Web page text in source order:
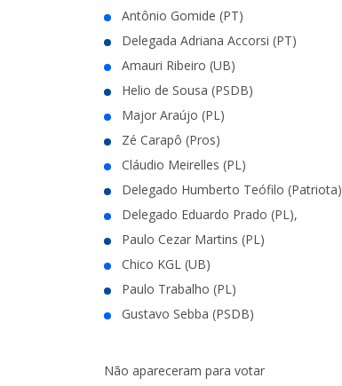
Antônio Gomide (PT)
Delegada Adriana Accorsi (PT)
Amauri Ribeiro (UB)
Helio de Sousa (PSDB)
Major Araújo (PL)
Zé Carapô (Pros)
Cláudio Meirelles (PL)
Delegado Humberto Teófilo (Patriota)
Delegado Eduardo Prado (PL),
Paulo Cezar Martins (PL)
Chico KGL (UB)
Paulo Trabalho (PL)
Gustavo Sebba (PSDB)
Não apareceram para votar